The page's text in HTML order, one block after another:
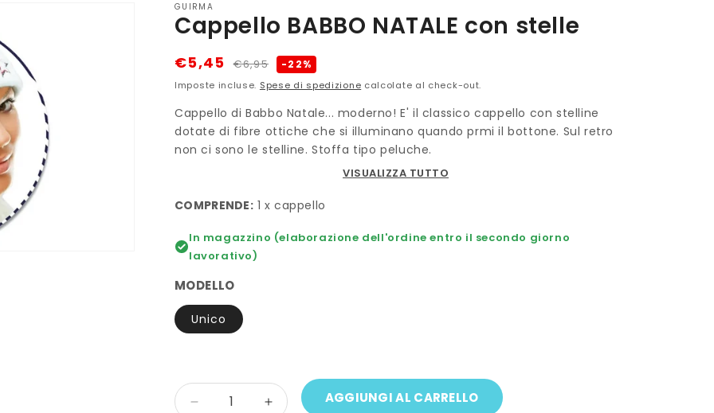
GUIRMA
Cappello BABBO NATALE con stelle
Prezzo
di
listino
€6,95
Prezzo
scontato
€5,45 -22%
Imposte incluse. Spese di spedizione calcolate al check-out.
Cappello di Babbo Natale... moderno! E' il classico cappello con stelline
dotate di fibre ottiche che si illuminano quando prmi il bottone. Sul retro
non ci sono le stelline. Stoffa tipo peluche.
VISUALIZZA TUTTO
COMPRENDE: 1 x cappello
In magazzino (elaborazione dell'ordine entro il secondo giorno
lavorativo)
MODELLO
Unico
Quantità
Diminuisci
Aumenta
AGGIUNGI AL CARRELLO